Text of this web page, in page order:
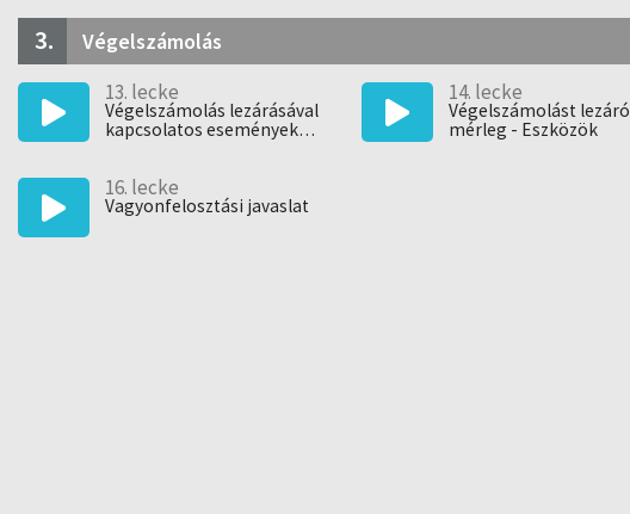
3. Végelszámolás
13. lecke
Végelszámolás lezárásával
kapcsolatos események
14. lecke
Végelszámolást lezáró
mérleg - Eszközök
16. lecke
Vagyonfelosztási javaslat